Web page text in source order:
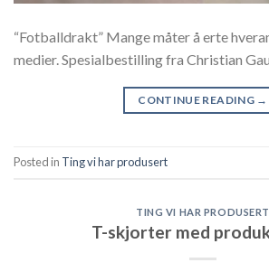
“Fotballdrakt” Mange måter å erte
medier. Spesialbestilling fra Christian
CONTINUE READING →
Posted in Ting vi har produsert
TING VI HAR PRODUSERT
T-skjorter med